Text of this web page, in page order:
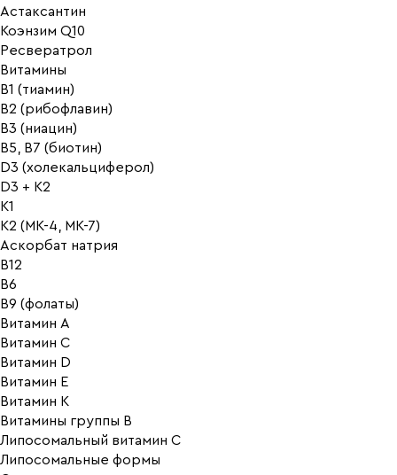
Астаксантин
Коэнзим Q10
Ресвератрол
Витамины
B1 (тиамин)
B2 (рибофлавин)
B3 (ниацин)
B5, B7 (биотин)
D3 (холекальциферол)
D3 + K2
K1
K2 (MK-4, MK-7)
Аскорбат натрия
В12
В6
В9 (фолаты)
Витамин A
Витамин C
Витамин D
Витамин E
Витамин K
Витамины группы B
Липосомальный витамин C
Липосомальные формы